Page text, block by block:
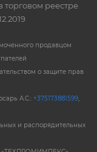
торговом реестре
продавцом
о защите прав
А.С.: +375173881599,
и распорядительных